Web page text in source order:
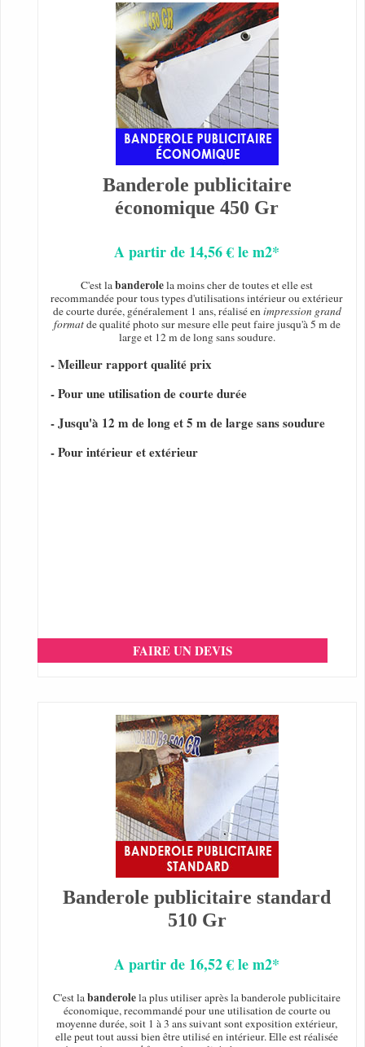
Banderole publicitaire
économique 450 Gr
A partir de 14,56 € le m2*
C'est labanderolela moins cher de toutes et elle est
recommandée pour tous types d'utilisations intérieur ou extérieur
de courte durée, généralement 1 ans, réalisé enimpression grand
formatde qualité photo sur mesure elle peut faire jusqu'à 5 m de
large et 12 m de long sans soudure.
- Meilleur rapport qualité prix
- Pour une utilisation de courte durée
- Jusqu'à 12 m de long et 5 m de large sans soudure
- Pour intérieur et extérieur
FAIRE UN DEVIS
Banderole publicitaire standard
510 Gr
A partir de 16,52 € le m2*
C'est labanderolela plus utiliser après la banderole publicitaire
économique, recommandé pour une utilisation de courte ou
moyenne durée, soit 1 à 3 ans suivant sont exposition extérieur,
elle peut tout aussi bien être utilisé en intérieur. Elle est réalisée